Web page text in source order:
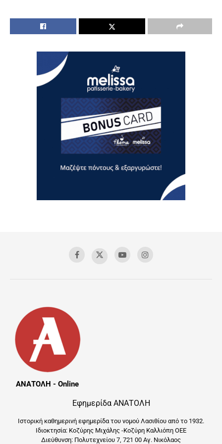
ΑΝΑΤΟΛΗ - Online
Εφημερίδα ΑΝΑΤΟΛΗ
Ιστορική καθημερινή εφημερίδα του νομού Λασιθίου από το 1932.
Ιδιοκτησία: Κοζύρης Μιχάλης -Κοζύρη Καλλιόπη ΟΕΕ
Διεύθυνση: Πολυτεχνείου 7, 721 00 Αγ. Νικόλαος